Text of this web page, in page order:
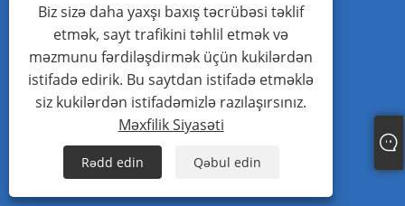
Məlumat Mərkəzi İnfrastruktur
PV İnverter və Enerji Saxlama
Enerji Enerji Həlli
BIZIMLƏ ƏLAQƏ SAXLAYIN
Biz sizə daha yaxşı baxış təcrübəsi təklif
etmək, sayt trafikini təhlil etmək və
məzmunu fərdiləşdirmək üçün kukilərdən
istifadə edirik. Bu saytdan istifadə etməklə
siz kukilərdən istifadəmizlə razılaşırsınız.
Məxfilik Siyasəti
Rədd edin Qəbul edin